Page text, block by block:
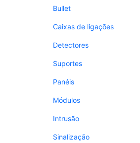
Bullet
Caixas de ligações
Detectores
Suportes
Panéis
Módulos
Intrusão
Sinalização